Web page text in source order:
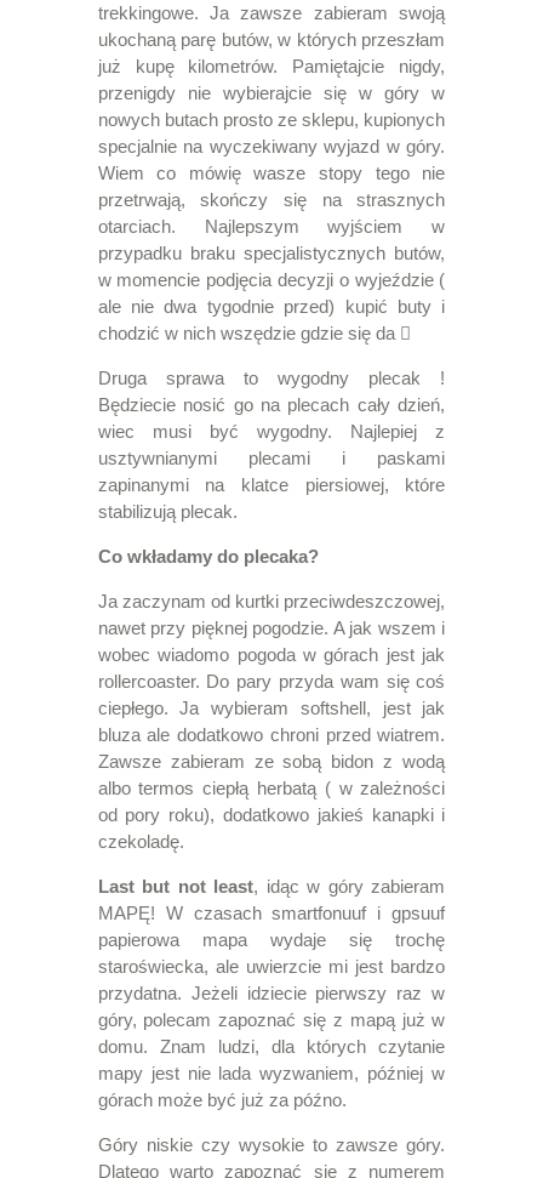
trekkingowe. Ja zawsze zabieram swoją
ukochaną parę butów, w których przeszłam
już kupę kilometrów. Pamiętajcie nigdy,
przenigdy nie wybierajcie się w góry w
nowych butach prosto ze sklepu, kupionych
specjalnie na wyczekiwany wyjazd w góry.
Wiem co mówię wasze stopy tego nie
przetrwają, skończy się na strasznych
otarciach. Najlepszym wyjściem w
przypadku braku specjalistycznych butów,
w momencie podjęcia decyzji o wyjeździe (
ale nie dwa tygodnie przed) kupić buty i
chodzić w nich wszędzie gdzie się da 
Druga sprawa to wygodny plecak !
Będziecie nosić go na plecach cały dzień,
wiec musi być wygodny. Najlepiej z
usztywnianymi plecami i paskami
zapinanymi na klatce piersiowej, które
stabilizują plecak.
Co wkładamy do plecaka?
Ja zaczynam od kurtki przeciwdeszczowej,
nawet przy pięknej pogodzie. A jak wszem i
wobec wiadomo pogoda w górach jest jak
rollercoaster. Do pary przyda wam się coś
ciepłego. Ja wybieram softshell, jest jak
bluza ale dodatkowo chroni przed wiatrem.
Zawsze zabieram ze sobą bidon z wodą
albo termos ciepłą herbatą ( w zależności
od pory roku), dodatkowo jakieś kanapki i
czekoladę.
Last but not least, idąc w góry zabieram
MAPĘ! W czasach smartfonuuf i gpsuuf
papierowa mapa wydaje się trochę
staroświecka, ale uwierzcie mi jest bardzo
przydatna. Jeżeli idziecie pierwszy raz w
góry, polecam zapoznać się z mapą już w
domu. Znam ludzi, dla których czytanie
mapy jest nie lada wyzwaniem, później w
górach może być już za późno.
Góry niskie czy wysokie to zawsze góry.
Dlatego warto zapoznać się z numerem